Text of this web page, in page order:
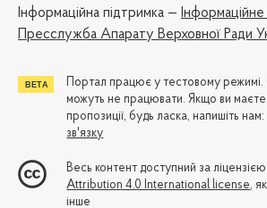
Iнформаційна підтримка — Інформаційне
Пресслужба Апарату Верховної Ради
Портал працює у тестовому режимі.
можуть не працювати. Якщо ви
пропозиції, будь ласка, напишіть нам:
зв'язку
Весь контент доступний за ліцензією
Attribution 4.0 International license,
інше